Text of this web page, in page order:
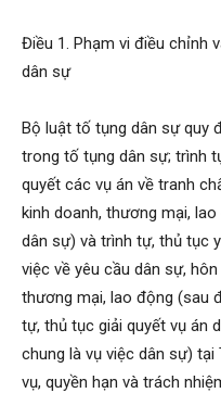
Điều 1. Phạm vi điều chỉnh
dân sự
Bộ luật tố tụng dân sự quy
trong tố tụng dân sự; trình
quyết các vụ án về tranh
kinh doanh, thương mại,
dân sự) và trình tự, thủ tục
việc về yêu cầu dân sự,
thương mại, lao động (sau
tự, thủ tục giải quyết vụ án
chung là vụ việc dân sự) tại
vụ, quyền hạn và trách